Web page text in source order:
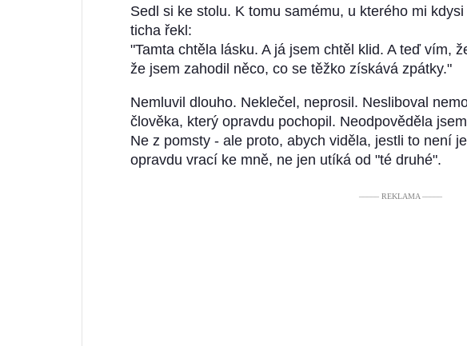
Sedl si ke stolu. K tomu samému, u kterého mi
ticha řekl:
"Tamta chtěla lásku. A já jsem chtěl klid. A teď vím,
že jsem zahodil něco, co se těžko získává zpátky."
Nemluvil dlouho. Neklečel, neprosil. Nesliboval
člověka, který opravdu pochopil. Neodpověděla
Ne z pomsty - ale proto, abych viděla, jestli to není
opravdu vrací ke mně, ne jen utíká od "té druhé".
––––– REKLAMA –––––